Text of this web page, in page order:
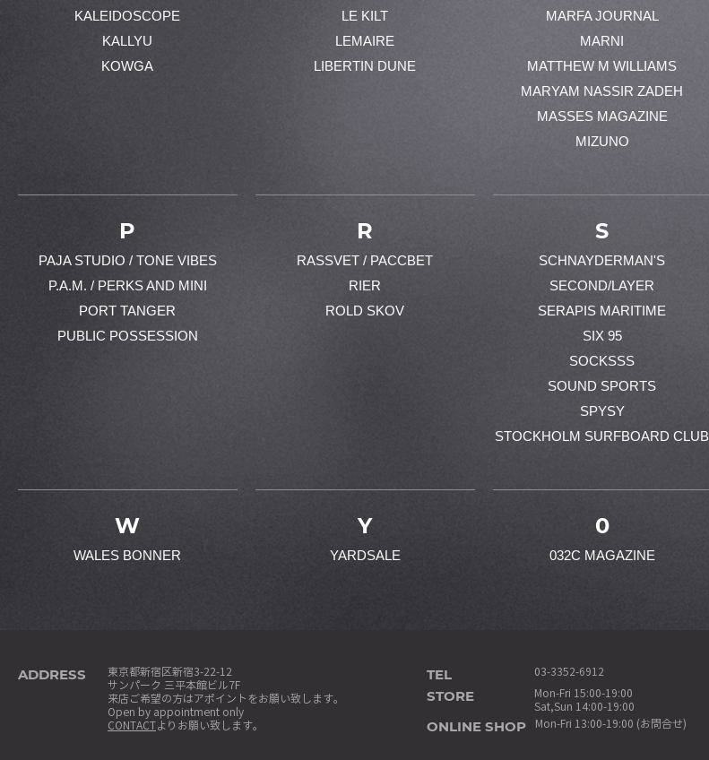
KALEIDOSCOPE
KALLYU
KOWGA
LE KILT
LEMAIRE
LIBERTIN DUNE
MARFA JOURNAL
MARNI
MATTHEW M WILLIAMS
MARYAM NASSIR ZADEH
MASSES MAGAZINE
MIZUNO
P
PAJA STUDIO / TONE VIBES
P.A.M. / PERKS AND MINI
PORT TANGER
PUBLIC POSSESSION
R
RASSVET / PACCBET
RIER
ROLD SKOV
S
SCHNAYDERMAN'S
SECOND/LAYER
SERAPIS MARITIME
SIX 95
SOCKSSS
SOUND SPORTS
SPYSY
STOCKHOLM SURFBOARD CLUB
W
WALES BONNER
Y
YARDSALE
0
032C MAGAZINE
ADDRESS
東京都新宿区新宿3-22-12
サンパーク 三平本館ビル7F
来店ご希望の方はアポイントをお願い致します。
Open by appointment only
CONTACTよりお願い致します。
TEL 03-3352-6912
STORE
Mon-Fri 15:00-19:00
Sat,Sun 14:00-19:00
ONLINE SHOP Mon-Fri 13:00-19:00 (お問合せ)